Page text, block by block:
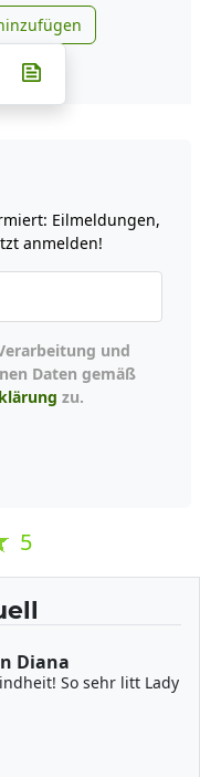
zu Google
Whatsapp
Teilen auf Telegram
teilen
Post auf X
Eilmeldungen,
anmelden!
Daten gemäß
zu.
5
Diana
So sehr litt Lady